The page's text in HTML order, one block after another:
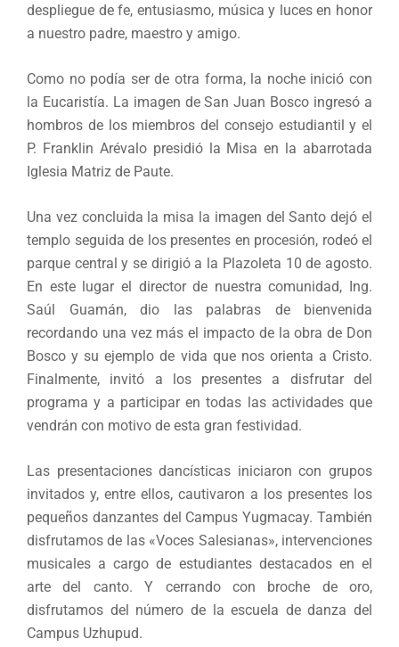
despliegue de fe, entusiasmo, música y luces en honor
a nuestro padre, maestro y amigo.
Como no podía ser de otra forma, la noche inició con
la Eucaristía. La imagen de San Juan Bosco ingresó a
hombros de los miembros del consejo estudiantil y el
P. Franklin Arévalo presidió la Misa en la abarrotada
Iglesia Matriz de Paute.
Una vez concluida la misa la imagen del Santo dejó el
templo seguida de los presentes en procesión, rodeó el
parque central y se dirigió a la Plazoleta 10 de agosto.
En este lugar el director de nuestra comunidad, Ing.
Saúl Guamán, dio las palabras de bienvenida
recordando una vez más el impacto de la obra de Don
Bosco y su ejemplo de vida que nos orienta a Cristo.
Finalmente, invitó a los presentes a disfrutar del
programa y a participar en todas las actividades que
vendrán con motivo de esta gran festividad.
Las presentaciones dancísticas iniciaron con grupos
invitados y, entre ellos, cautivaron a los presentes los
pequeños danzantes del Campus Yugmacay. También
disfrutamos de las «Voces Salesianas», intervenciones
musicales a cargo de estudiantes destacados en el
arte del canto. Y cerrando con broche de oro,
disfrutamos del número de la escuela de danza del
Campus Uzhupud.